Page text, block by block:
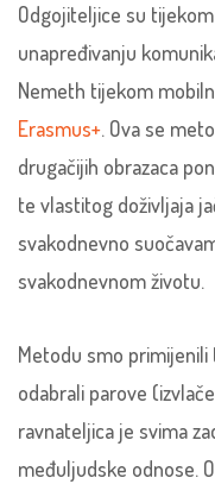
Odgojiteljice su
unapređivanju
Nemeth tijekom
Erasmus+. Ova se
drugačijih obrazaca
te vlastitog doživljaja
svakodnevno
svakodnevnom životu.
Metodu smo
odabrali parove
ravnateljica je svima
međuljudske odnose.